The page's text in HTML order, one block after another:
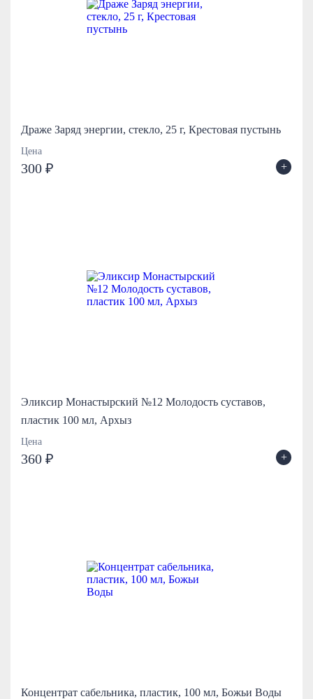
Драже Заряд энергии, стекло, 25 г, Крестовая пустынь
Цена
300 ₽ +
Эликсир Монастырский №12 Молодость суставов,
пластик 100 мл, Архыз
Цена
360 ₽ +
Концентрат сабельника, пластик, 100 мл, Божьи Воды